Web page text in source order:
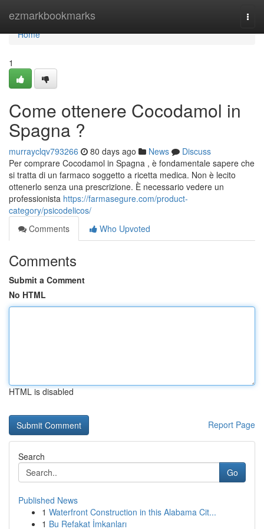
ezmarkbookmarks
Home
Home
1
Come ottenere Cocodamol in
Spagna ?
murrayclqv793266 80 days ago News
Discuss
Per comprare Cocodamol in Spagna , è fondamentale sapere che
si tratta di un farmaco soggetto a ricetta medica. Non è lecito
ottenerlo senza una prescrizione. È necessario vedere un
professionista https://farmasegure.com/product-
category/psicodelicos/
Comments
Who Upvoted
Comments
Submit a Comment
No HTML
HTML is disabled
Report Page
Search
Go
Published News
1 Waterfront Construction in this Alabama Cit...
1 Bu Refakat İmkanları